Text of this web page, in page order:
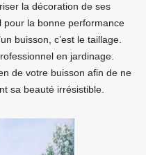
la décoration de ses
la bonne performance
buisson, c’est le taillage.
en jardinage.
de votre buisson afin de ne
sa beauté irrésistible.